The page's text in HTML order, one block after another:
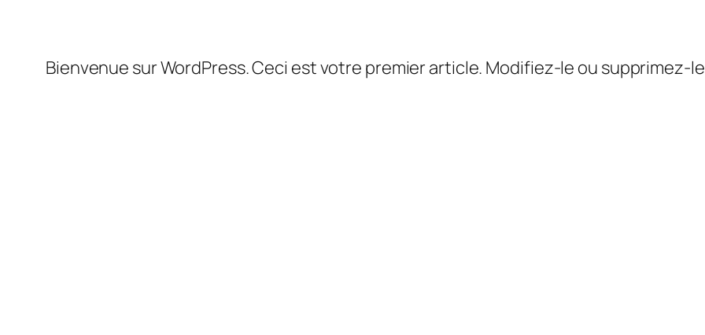
Bienvenue sur WordPress. Ceci est votre premier article. Modifiez-le ou supprimez-